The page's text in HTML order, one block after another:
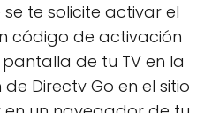
se te solicite activar el
código de activación
de tu TV en la
Directv Go en el sitio